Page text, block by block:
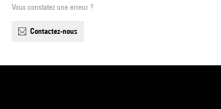
Vous constatez une erreur ?
contactez-nous